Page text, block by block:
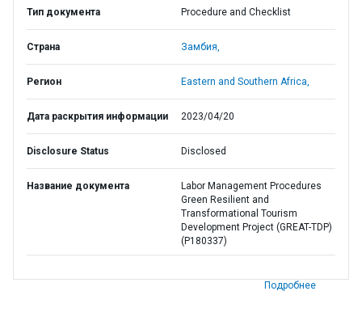
Тип документа Procedure and Checklist
Страна Замбия,
Регион Eastern and Southern Africa,
Дата раскрытия информации 2023/04/20
Disclosure Status Disclosed
Название документа
Labor Management Procedures
Green Resilient and
Transformational Tourism
Development Project (GREAT-TDP)
(P180337)
Подробнее